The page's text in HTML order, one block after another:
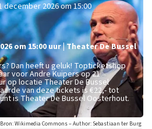
december 2026 om 15:00
om 15:00uur|Theater De Bussel
Dan heeft u geluk! Topticketshop
voor Andre Kuipers op 21
op locatie Theater De Bussel
van deze tickets is €22,- tot
is Theater De Bussel Oosterhout.
Wikimedia Commons – Author: Sebastiaan ter Burg